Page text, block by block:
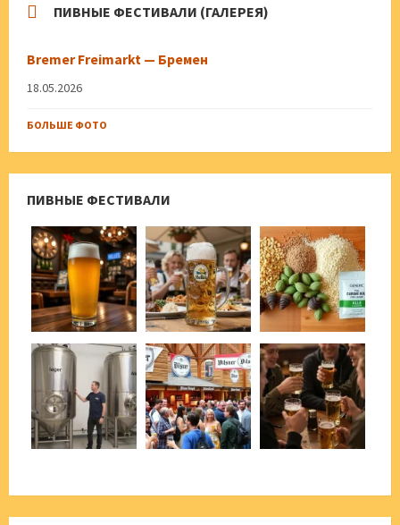
ПИВНЫЕ ФЕСТИВАЛИ (ГАЛЕРЕЯ)
Bremer Freimarkt — Бремен
18.05.2026
БОЛЬШЕ ФОТО
ПИВНЫЕ ФЕСТИВАЛИ